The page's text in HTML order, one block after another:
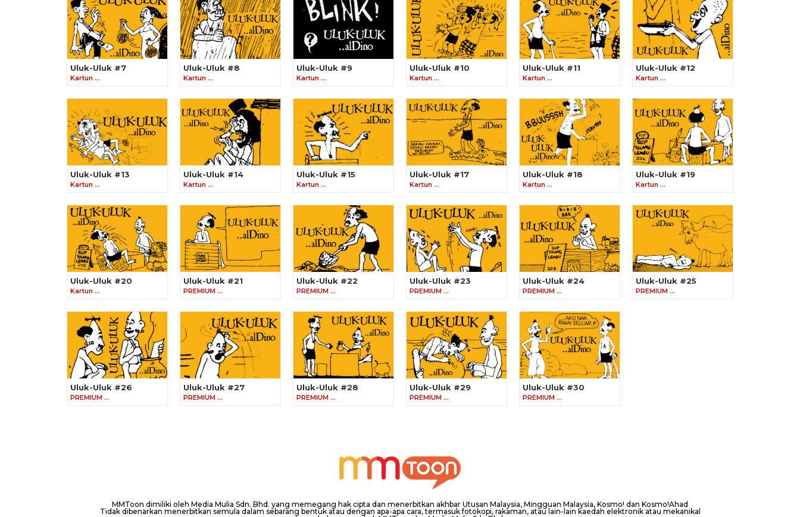
Uluk-Uluk #7
Kartun …
Uluk-Uluk #8
Kartun …
Uluk-Uluk #9
Kartun …
Uluk-Uluk #10
Kartun …
Uluk-Uluk #11
Kartun …
Uluk-Uluk #12
Kartun …
Uluk-Uluk #13
Kartun …
Uluk-Uluk #14
Kartun …
Uluk-Uluk #15
Kartun …
Uluk-Uluk #17
Kartun …
Uluk-Uluk #18
Kartun …
Uluk-Uluk #19
Kartun …
Uluk-Uluk #20
Kartun …
Uluk-Uluk #21
PREMIUM …
Uluk-Uluk #22
PREMIUM …
Uluk-Uluk #23
PREMIUM …
Uluk-Uluk #24
PREMIUM …
Uluk-Uluk #25
PREMIUM …
Uluk-Uluk #26
PREMIUM …
Uluk-Uluk #27
PREMIUM …
Uluk-Uluk #28
PREMIUM …
Uluk-Uluk #29
PREMIUM …
Uluk-Uluk #30
PREMIUM …
MMToon dimiliki oleh Media Mulia Sdn. Bhd. yang memegang hak cipta dan menerbitkan akhbar Utusan Malaysia, Mingguan Malaysia, Kosmo! dan Kosmo!Ahad
Tidak dibenarkan menerbitkan semula dalam sebarang bentuk atau dengan apa-apa cara, termasuk fotokopi, rakaman, atau lain-lain kaedah elektronik atau mekanikal